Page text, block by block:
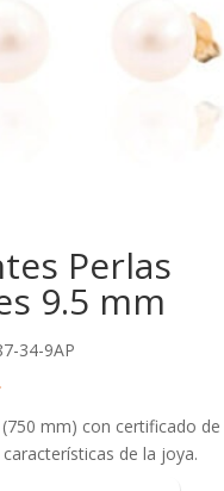
Perlas
9.5 mm
34-9AP
mm) con certificado de
de la joya.